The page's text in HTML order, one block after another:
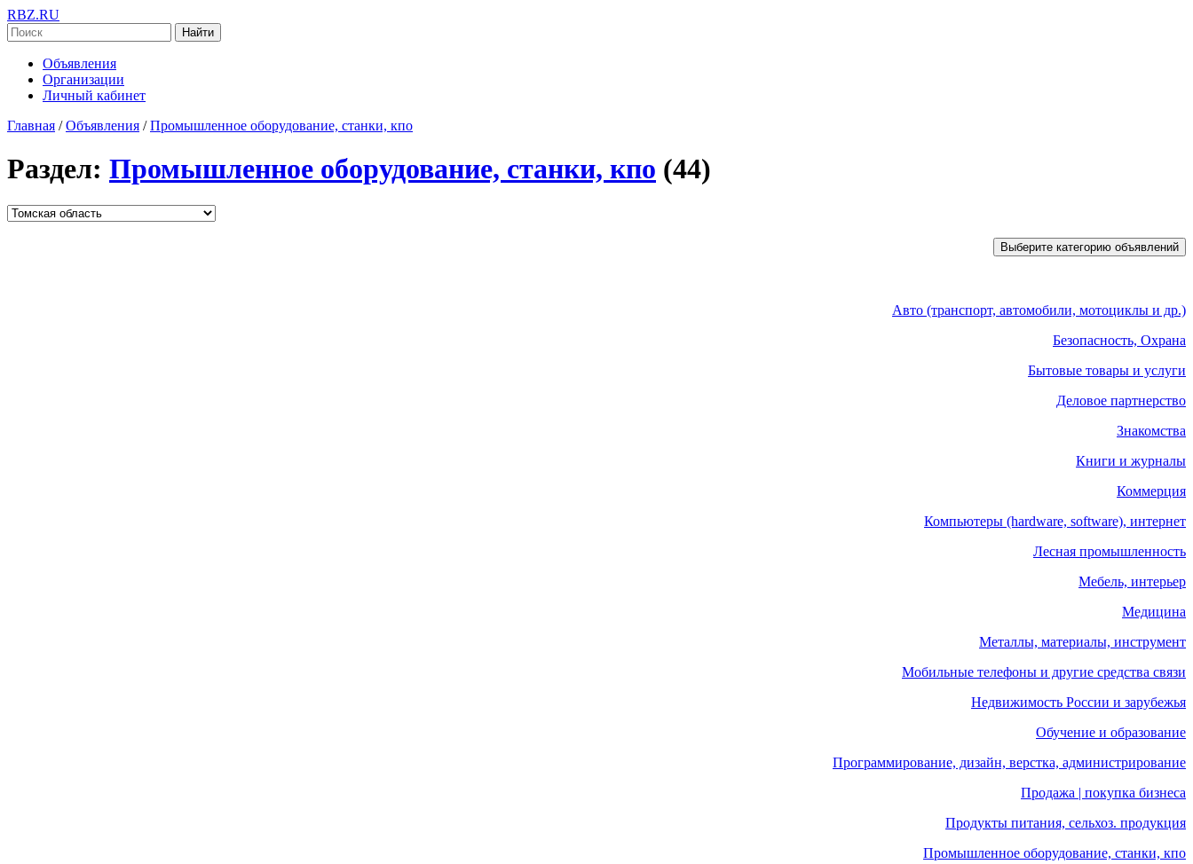
RBZ.RU
Найти
Объявления
Организации
Личный кабинет
Главная / Объявления / Промышленное оборудование, станки, кпо
Раздел: Промышленное оборудование, станки, кпо (44)
Выберите категорию объявлений
Авто (транспорт, автомобили, мотоциклы и др.)
Безопасность, Охрана
Бытовые товары и услуги
Деловое партнерство
Знакомства
Книги и журналы
Коммерция
Компьютеры (hardware, software), интернет
Лесная промышленность
Мебель, интерьер
Медицина
Металлы, материалы, инструмент
Мобильные телефоны и другие средства связи
Недвижимость России и зарубежья
Обучение и образование
Программирование, дизайн, верстка, администрирование
Продажа | покупка бизнеса
Продукты питания, сельхоз. продукция
Промышленное оборудование, станки, кпо